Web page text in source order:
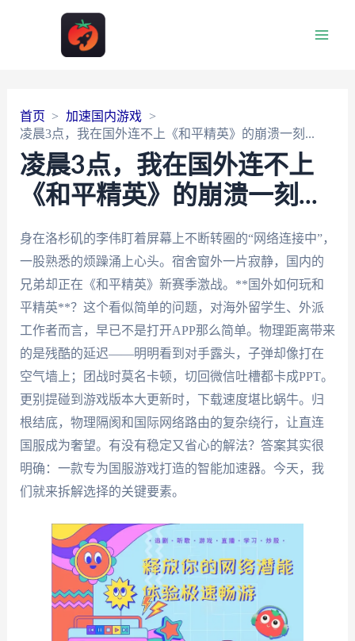
首页
加速国内游戏
凌晨3点，我在国外连不上《和平精英》的崩溃一刻...
凌晨3点，我在国外连不上
《和平精英》的崩溃一刻...
身在洛杉矶的李伟盯着屏幕上不断转圈的“网络连接中”，
一股熟悉的烦躁涌上心头。宿舍窗外一片寂静，国内的
兄弟却正在《和平精英》新赛季激战。**国外如何玩和
平精英**？这个看似简单的问题，对海外留学生、外派
工作者而言，早已不是打开APP那么简单。物理距离带来
的是残酷的延迟——明明看到对手露头，子弹却像打在
空气墙上；团战时莫名卡顿，切回微信吐槽都卡成PPT。
更别提碰到游戏版本大更新时，下载速度堪比蜗牛。归
根结底，物理隔阂和国际网络路由的复杂绕行，让直连
国服成为奢望。有没有稳定又省心的解法？答案其实很
明确：一款专为国服游戏打造的智能加速器。今天，我
们就来拆解选择的关键要素。